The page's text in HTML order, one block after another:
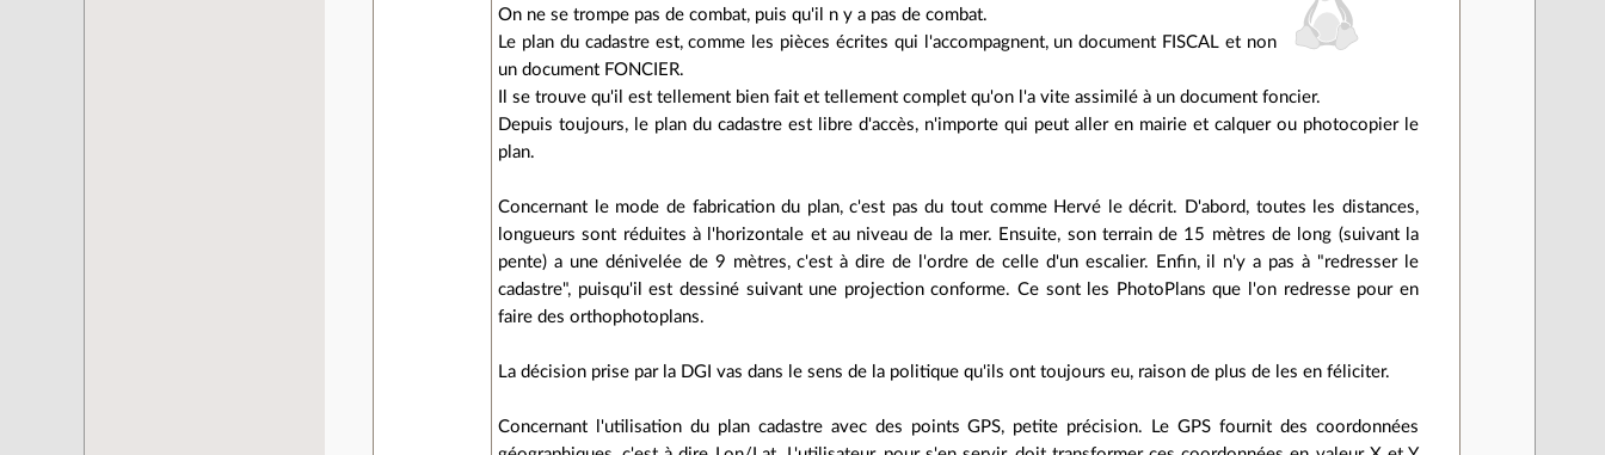
On ne se trompe pas de combat, puis qu'il n y a pas de combat.
Le plan du cadastre est, comme les pièces écrites qui l'accompagnent, un document FISCAL et non
un document FONCIER.
Il se trouve qu'il est tellement bien fait et tellement complet qu'on l'a vite assimilé à un document foncier.
Depuis toujours, le plan du cadastre est libre d'accès, n'importe qui peut aller en mairie et calquer ou photocopier le
plan.
Concernant le mode de fabrication du plan, c'est pas du tout comme Hervé le décrit. D'abord, toutes les distances,
longueurs sont réduites à l'horizontale et au niveau de la mer. Ensuite, son terrain de 15 mètres de long (suivant la
pente) a une dénivelée de 9 mètres, c'est à dire de l'ordre de celle d'un escalier. Enfin, il n'y a pas à "redresser le
cadastre", puisqu'il est dessiné suivant une projection conforme. Ce sont les PhotoPlans que l'on redresse pour en
faire des orthophotoplans.
La décision prise par la DGI vas dans le sens de la politique qu'ils ont toujours eu, raison de plus de les en féliciter.
Concernant l'utilisation du plan cadastre avec des points GPS, petite précision. Le GPS fournit des coordonnées